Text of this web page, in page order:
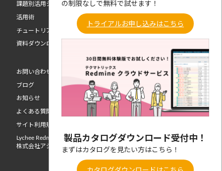
課題別活用シーン
活用術
チュートリアル動画
資料ダウンロード
お問い合わせ
ブログ
お知らせ
よくある質問
サイト利用規約
Lychee Redmine 開発元
株式会社アジャイルウェア
の制限なしで無料で試せます！
トライアルお申し込みはこちら
製品カタログダウンロード受付中！
まずはカタログを見たい方はこちら！